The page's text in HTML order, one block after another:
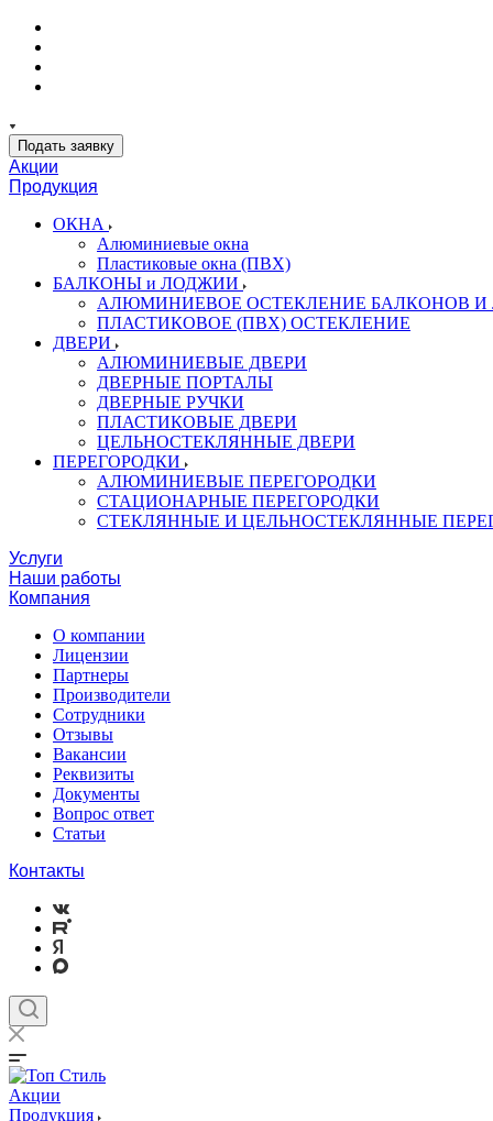
Подать заявку
Акции
Продукция
ОКНА
Алюминиевые окна
Пластиковые окна (ПВХ)
БАЛКОНЫ и ЛОДЖИИ
АЛЮМИНИЕВОЕ ОСТЕКЛЕНИЕ БАЛКОНОВ
ПЛАСТИКОВОЕ (ПВХ) ОСТЕКЛЕНИЕ
ДВЕРИ
АЛЮМИНИЕВЫЕ ДВЕРИ
ДВЕРНЫЕ ПОРТАЛЫ
ДВЕРНЫЕ РУЧКИ
ПЛАСТИКОВЫЕ ДВЕРИ
ЦЕЛЬНОСТЕКЛЯННЫЕ ДВЕРИ
ПЕРЕГОРОДКИ
АЛЮМИНИЕВЫЕ ПЕРЕГОРОДКИ
СТАЦИОНАРНЫЕ ПЕРЕГОРОДКИ
СТЕКЛЯННЫЕ И ЦЕЛЬНОСТЕКЛЯННЫЕ
Услуги
Наши работы
Компания
О компании
Лицензии
Партнеры
Производители
Сотрудники
Отзывы
Вакансии
Реквизиты
Документы
Вопрос ответ
Статьи
Контакты
Акции
Продукция